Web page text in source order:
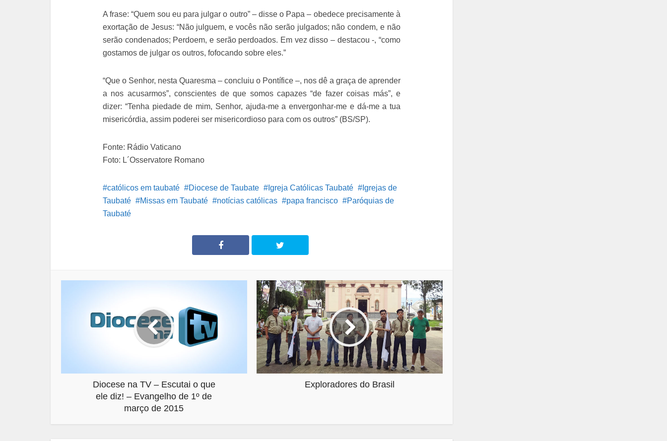
A frase: “Quem sou eu para julgar o outro” – disse o Papa – obedece precisamente à
exortação de Jesus: “Não julguem, e vocês não serão julgados; não condem, e não
serão condenados; Perdoem, e serão perdoados. Em vez disso – destacou -, “como
gostamos de julgar os outros, fofocando sobre eles.”
“Que o Senhor, nesta Quaresma – concluiu o Pontífice –, nos dê a graça de aprender
a nos acusarmos”, conscientes de que somos capazes “de fazer coisas más”, e
dizer: “Tenha piedade de mim, Senhor, ajuda-me a envergonhar-me e dá-me a tua
misericórdia, assim poderei ser misericordioso para com os outros” (BS/SP).
Fonte: Rádio Vaticano
Foto: L´Osservatore Romano
católicos em taubaté Diocese de Taubate Igreja Católicas Taubaté
Igrejas de
Taubaté
Missas em Taubaté notícias católicas papa francisco
Paróquias de
Taubaté
Diocese na TV – Escutai o que
ele diz! – Evangelho de 1º de
março de 2015
Exploradores do Brasil